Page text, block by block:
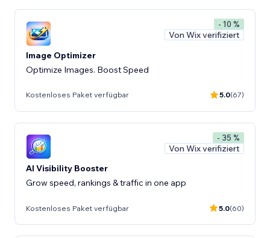
- 10 %
Von Wix verifiziert
Image Optimizer
Optimize Images. Boost Speed
Kostenloses Paket verfügbar 5.0(67)
- 35 %
Von Wix verifiziert
AI Visibility Booster
Grow speed, rankings & traffic in one app
Kostenloses Paket verfügbar 5.0(60)